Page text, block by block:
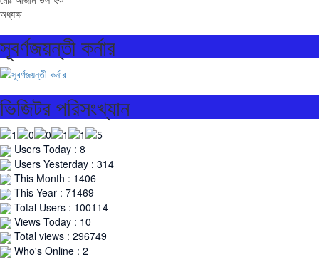
অধ্যক্ষ
সূবর্ণজয়ন্তী কর্নার
ভিজিটর পরিসংখ্যান
Users Today : 8
Users Yesterday : 314
This Month : 1406
This Year : 71469
Total Users : 100114
Views Today : 10
Total views : 296749
Who's Online : 2